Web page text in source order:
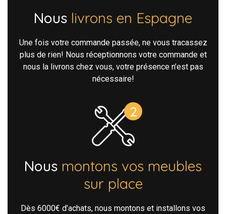
Nous livrons en Espagne
Une fois votre commande passée, ne vous tracassez
plus de rien! Nous réceptionnons votre commande et
nous la livrons chez vous, votre présence n’est pas
nécessaire!
Nous montons vos meubles
sur place
Dès 6000€ d’achats, nous montons et installons vos